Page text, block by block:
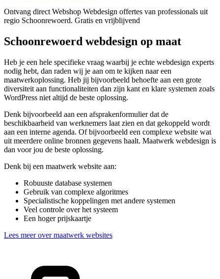
Ontvang direct Webshop Webdesign offertes van professionals uit
regio Schoonrewoerd. Gratis en vrijblijvend
Schoonrewoerd webdesign op maat
Heb je een hele specifieke vraag waarbij je echte webdesign experts
nodig hebt, dan raden wij je aan om te kijken naar een
maatwerkoplossing. Heb jij bijvoorbeeld behoefte aan een grote
diversiteit aan functionaliteiten dan zijn kant en klare systemen zoals
WordPress niet altijd de beste oplossing.
Denk bijvoorbeeld aan een afsprakenformulier dat de
beschikbaarheid van werknemers laat zien en dat gekoppeld wordt
aan een interne agenda. Of bijvoorbeeld een complexe website wat
uit meerdere online bronnen gegevens haalt. Maatwerk webdesign is
dan voor jou de beste oplossing.
Denk bij een maatwerk website aan:
Robuuste database systemen
Gebruik van complexe algoritmes
Specialistische koppelingen met andere systemen
Veel controle over het systeem
Een hoger prijskaartje
Lees meer over maatwerk websites